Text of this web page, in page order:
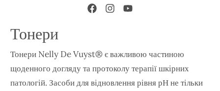
Тонери
Тонери Nelly De Vuyst® є важливою частиною
щоденного догляду та протоколу терапії шкірних
патологій. Засоби для відновлення рівня рН не тільки